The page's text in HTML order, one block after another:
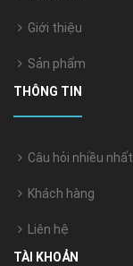
Giới thiệu
Sản phẩm
THÔNG TIN
Câu hỏi nhiều nhất
Khách hàng
Liên hệ
TÀI KHOẢN